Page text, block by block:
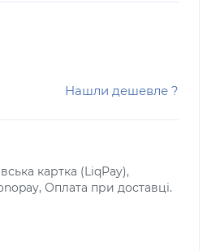
Нашли дешевле ?
картка (LiqPay),
Оплата при доставці.